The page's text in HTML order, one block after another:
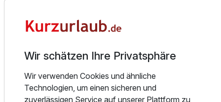
Für 8 Tage
Safe, einer Minibar, Klimaanlage, einem Bad (WC,
Das Hotel verfügt über ein großes Restaurant mit Buffet
und einem reichhaltigen Angebot an köstlichen à la carte
Gerichten, gepaart mit ausgesuchten Weinen.
Wir schätzen Ihre Privatsphäre
Wir verwenden Cookies und ähnliche
Technologien, um einen sicheren und
zuverlässigen Service auf unserer Plattform zu